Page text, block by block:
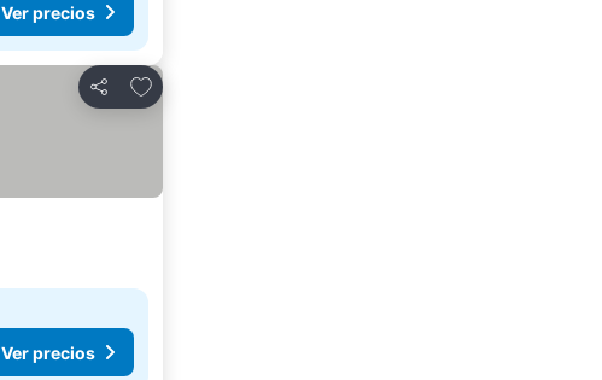
Ver precios
Compartir
Agregar a favoritos
Ver precios